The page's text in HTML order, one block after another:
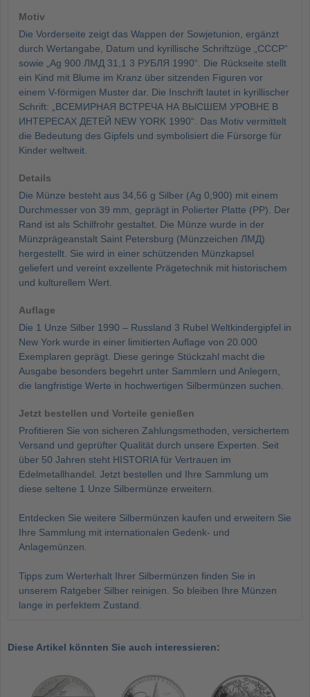
Motiv
Die Vorderseite zeigt das Wappen der Sowjetunion, ergänzt
durch Wertangabe, Datum und kyrillische Schriftzüge „СССР“
sowie „Ag 900 ЛМД 31,1 3 РУБЛЯ 1990“. Die Rückseite stellt
ein Kind mit Blume im Kranz über sitzenden Figuren vor
einem V-förmigen Muster dar. Die Inschrift lautet in kyrillischer
Schrift: „ВСЕМИРНАЯ ВСТРЕЧА НА ВЫСШЕМ УРОВНЕ В
ИНТЕРЕСАХ ДЕТЕЙ NEW YORK 1990“. Das Motiv vermittelt
die Bedeutung des Gipfels und symbolisiert die Fürsorge für
Kinder weltweit.
Details
Die Münze besteht aus 34,56 g Silber (Ag 0,900) mit einem
Durchmesser von 39 mm, geprägt in Polierter Platte (PP). Der
Rand ist als Schilfrohr gestaltet. Die Münze wurde in der
Münzprägeanstalt Saint Petersburg (Münzzeichen ЛМД)
hergestellt. Sie wird in einer schützenden Münzkapsel
geliefert und vereint exzellente Prägetechnik mit historischem
und kulturellem Wert.
Auflage
Die 1 Unze Silber 1990 – Russland 3 Rubel Weltkindergipfel in
New York wurde in einer limitierten Auflage von 20.000
Exemplaren geprägt. Diese geringe Stückzahl macht die
Ausgabe besonders begehrt unter Sammlern und Anlegern,
die langfristige Werte in hochwertigen Silbermünzen suchen.
Jetzt bestellen und Vorteile genießen
Profitieren Sie von sicheren Zahlungsmethoden, versichertem
Versand und geprüfter Qualität durch unsere Experten. Seit
über 50 Jahren steht HISTORIA für Vertrauen im
Edelmetallhandel. Jetzt bestellen und Ihre Sammlung um
diese seltene 1 Unze Silbermünze erweitern.
Entdecken Sie weitere Silbermünzen kaufen und erweitern Sie
Ihre Sammlung mit internationalen Gedenk- und
Anlagemünzen.
Tipps zum Werterhalt Ihrer Silbermünzen finden Sie in
unserem Ratgeber Silber reinigen. So bleiben Ihre Münzen
lange in perfektem Zustand.
Diese Artikel könnten Sie auch interessieren: